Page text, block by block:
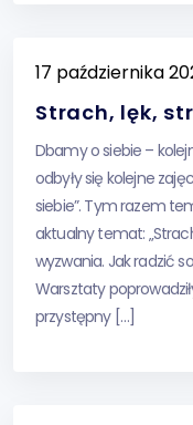
17 października
Strach, lęk,
Dbamy o siebie –
odbyły się kolejne
siebie”. Tym razem
aktualny temat:
wyzwania. Jak radzić
Warsztaty
przystępny […]